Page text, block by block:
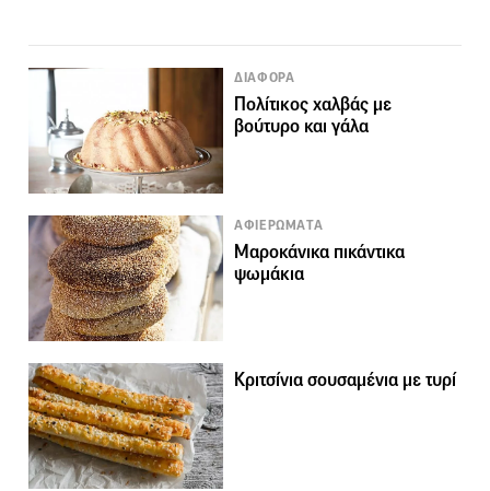
ΔΙΑΦΟΡΑ
Πολίτικος χαλβάς με
βούτυρο και γάλα
ΑΦΙΕΡΩΜΑΤΑ
Μαροκάνικα πικάντικα
ψωμάκια
Κριτσίνια σουσαμένια με τυρί